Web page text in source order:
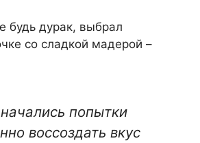
будь дурак, выбрал
со сладкой мадерой –
попытки
воссоздать вкус